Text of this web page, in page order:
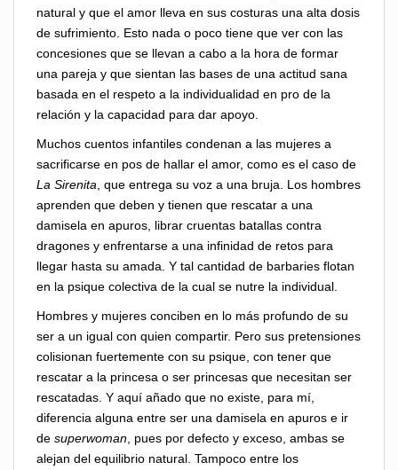
natural y que el amor lleva en sus costuras una alta dosis
de sufrimiento. Esto nada o poco tiene que ver con las
concesiones que se llevan a cabo a la hora de formar
una pareja y que sientan las bases de una actitud sana
basada en el respeto a la individualidad en pro de la
relación y la capacidad para dar apoyo.
Muchos cuentos infantiles condenan a las mujeres a
sacrificarse en pos de hallar el amor, como es el caso de
La Sirenita , que entrega su voz a una bruja. Los hombres
aprenden que deben y tienen que rescatar a una
damisela en apuros, librar cruentas batallas contra
dragones y enfrentarse a una infinidad de retos para
llegar hasta su amada. Y tal cantidad de barbaries flotan
en la psique colectiva de la cual se nutre la individual.
Hombres y mujeres conciben en lo más profundo de su
ser a un igual con quien compartir. Pero sus pretensiones
colisionan fuertemente con su psique, con tener que
rescatar a la princesa o ser princesas que necesitan ser
rescatadas. Y aquí añado que no existe, para mí,
diferencia alguna entre ser una damisela en apuros e ir
de superwoman , pues por defecto y exceso, ambas se
alejan del equilibrio natural. Tampoco entre los